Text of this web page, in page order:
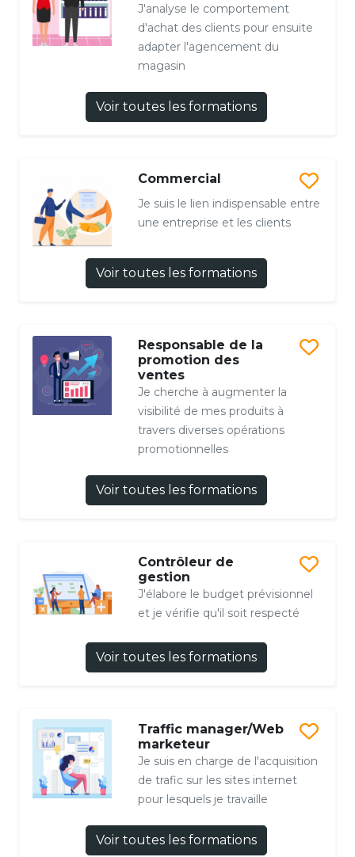
J'analyse le comportement
d'achat des clients pour ensuite
adapter l'agencement du
magasin
Voir toutes les formations
Commercial
Je suis le lien indispensable entre
une entreprise et les clients
Voir toutes les formations
Responsable de la
promotion des
ventes
Je cherche à augmenter la
visibilité de mes produits à
travers diverses opérations
promotionnelles
Voir toutes les formations
Contrôleur de
gestion
J'élabore le budget prévisionnel
et je vérifie qu'il soit respecté
Voir toutes les formations
Traffic manager/Web
marketeur
Je suis en charge de l'acquisition
de trafic sur les sites internet
pour lesquels je travaille
Voir toutes les formations